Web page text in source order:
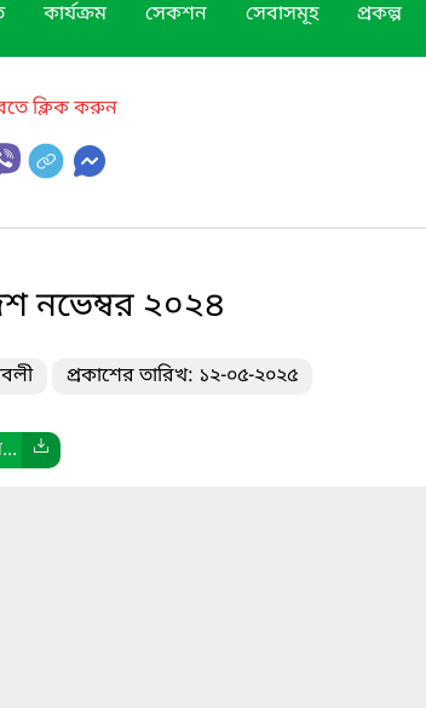
কার্যক্রম সেকশন সেবাসমূহ প্রকল্প
ক্লিক করুন
নভেম্বর ২০২৪
প্রকাশের তারিখ: ১২-০৫-২০২৫